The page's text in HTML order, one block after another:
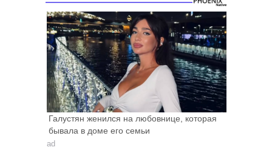
Галустян женился на любовнице, которая
бывала в доме его семьи
ad